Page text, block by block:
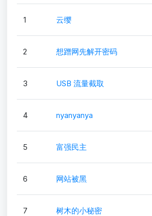
1 云缨
2 想蹭网先解开密码
3 USB 流量截取
4 nyanyanya
5 富强民主
6 网站被黑
7 树木的小秘密